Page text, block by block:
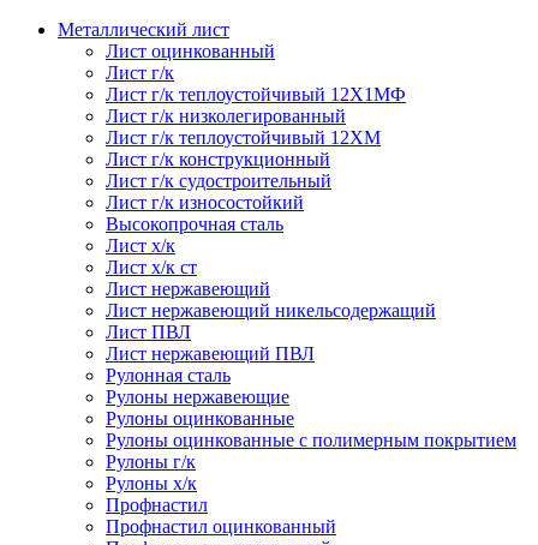
Металлический лист
Лист оцинкованный
Лист г/к
Лист г/к теплоустойчивый 12Х1МФ
Лист г/к низколегированный
Лист г/к теплоустойчивый 12ХМ
Лист г/к конструкционный
Лист г/к судостроительный
Лист г/к износостойкий
Высокопрочная сталь
Лист х/к
Лист х/к ст
Лист нержавеющий
Лист нержавеющий никельсодержащий
Лист ПВЛ
Лист нержавеющий ПВЛ
Рулонная сталь
Рулоны нержавеющие
Рулоны оцинкованные
Рулоны оцинкованные с полимерным покрытием
Рулоны г/к
Рулоны х/к
Профнастил
Профнастил оцинкованный